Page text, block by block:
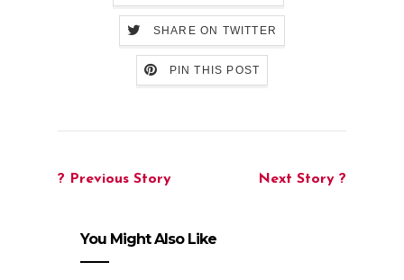
SHARE ON TWITTER
PIN THIS POST
? Previous Story Next Story ?
You Might Also Like